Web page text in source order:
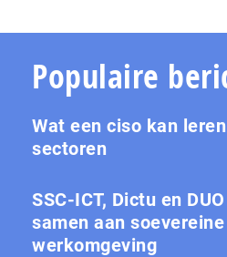
Populaire
Wat een ciso kan
sectoren
SSC-ICT, Dictu en
samen aan
werkomgeving